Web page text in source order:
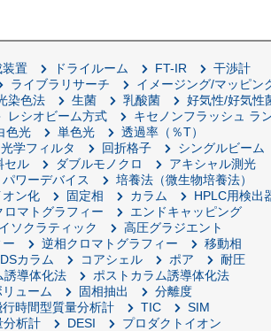
装置 ドライルーム FT-IR
干渉計
ライブラリサーチ
イメージング/マッピン
染色法 生菌 乳酸菌
好気性/好気性
レシオビーム方式
キセノンフラッシュ ラ
色光 単色光
透過率（％T）
光学フィルタ 回折格子
シングルビーム
セル ダブルモノクロ
アキシャル測光
パワーデバイス
培養法（微生物培養法）
オン化 固定相 カラム
HPLC用検出
ロマトグラフィー
エンドキャッピング
ソクラティック
高圧グラジエント
逆相クロマトグラフィー
移動相
カラム コアシェル ポア
耐圧
誘導体化法
ポストカラム誘導体化法
ューム 固相抽出
分離度
行時間型質量分析計 TIC
SIM
分析計 DESI
プロダクトイオン